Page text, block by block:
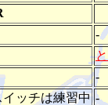
-
-
ッチは練習中 -